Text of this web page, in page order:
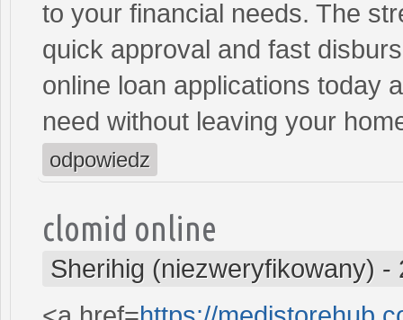
to your financial needs. The
quick approval and fast
online loan applications today
need without leaving your
odpowiedz
clomid online
Sherihig (niezweryfikowany) -